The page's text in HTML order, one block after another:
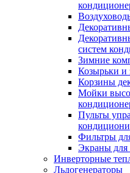
систем
Зимние
Козырьки и
Корзины
Мойки
Пульты
Фильтры
Экраны для
Инверторные
Льдогенераторы